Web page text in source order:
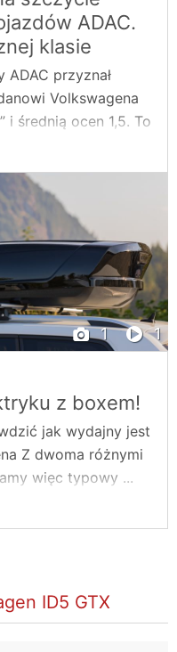
ADAC.
klasie
przyznał
Volkswagena
i średnią ocen 1,5. To
1 1
z boxem!
jak wydajny jest
Z dwoma różnymi
więc typowy ...
ID5 GTX